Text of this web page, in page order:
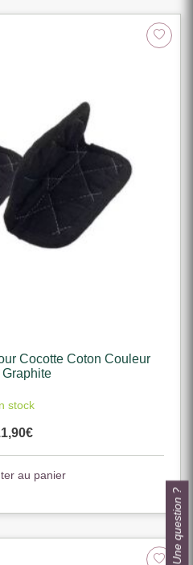
Cocotte Coton Couleur
Graphite
stock
€
au panier
Une question ?